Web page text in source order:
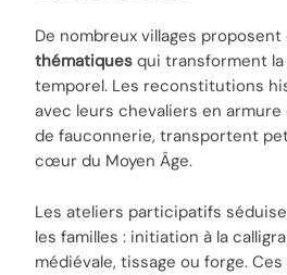
De nombreux villages
thématiques qui transforment
temporel. Les reconstitutions
avec leurs chevaliers en
de fauconnerie, transportent
cœur du Moyen Âge.
Les ateliers participatifs
les familles : initiation à la
médiévale, tissage ou forge.